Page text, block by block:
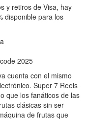
y retiros de Visa, hay
disponible para los
2025
cuenta con el mismo
Super 7 Reels
que los fanáticos de las
clásicas sin ser
de frutas que